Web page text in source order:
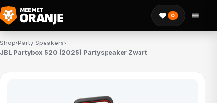
0
Shop›Party Speakers›
JBL Partybox 520 (2025) Partyspeaker Zwart